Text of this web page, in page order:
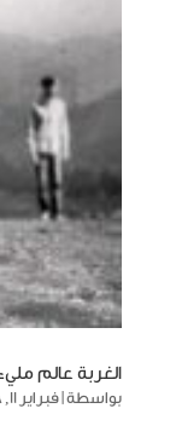
الغربة عالم
بواسطة فبراير 11, 2018